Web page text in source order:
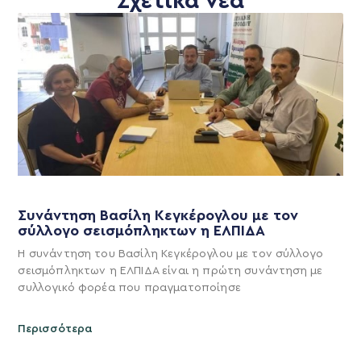
Συνάντηση Βασίλη Κεγκέρογλου με τον
σύλλογο σεισμόπληκτων η ΕΛΠΙΔΑ
Η συνάντηση του Βασίλη Κεγκέρογλου με τον σύλλογο
σεισμόπληκτων η ΕΛΠΙΔΑ είναι η πρώτη συνάντηση με
συλλογικό φορέα που πραγματοποίησε
Περισσότερα